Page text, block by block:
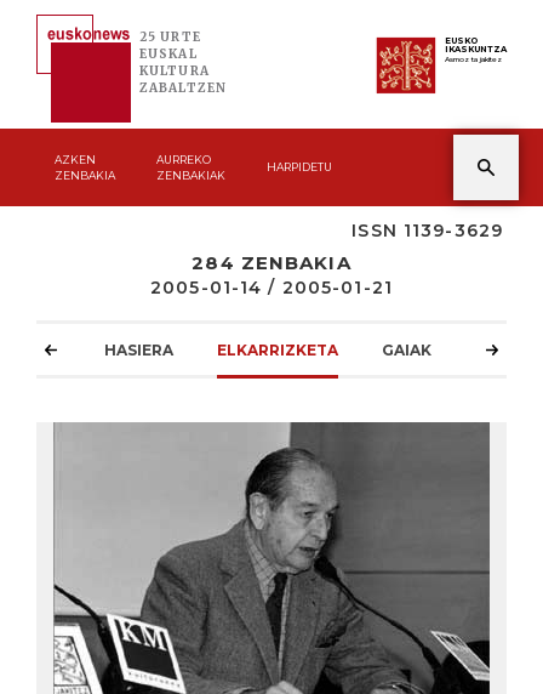
25 URTE
EUSKAL
KULTURA
ZABALTZEN
EUSKO
IKASKUNTZA
Asmoz ta jakitez
AZKEN
ZENBAKIA
AURREKO
ZENBAKIAK
HARPIDETU
ISSN 1139-3629
284 ZENBAKIA
2005-01-14 / 2005-01-21
HASIERA ELKARRIZKETA GAIAK